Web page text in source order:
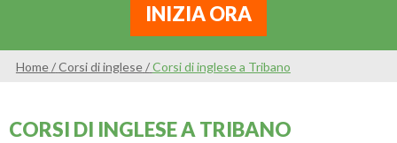
INIZIA ORA
Home/Corsi di inglese/Corsi di inglese a Tribano
CORSI DI INGLESE A TRIBANO